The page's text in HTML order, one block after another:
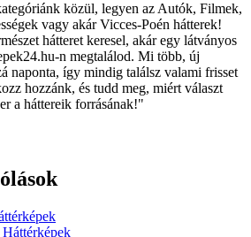
közül, legyen az Autók, Filmek,
vagy akár Vicces-Poén hátterek!
hátteret keresel, akár egy látványos
n megtalálod. Mi több, új
naponta, így mindig találsz valami frisset
hozzánk, és tudd meg, miért választ
a háttereik forrásának!"
Háttérképek